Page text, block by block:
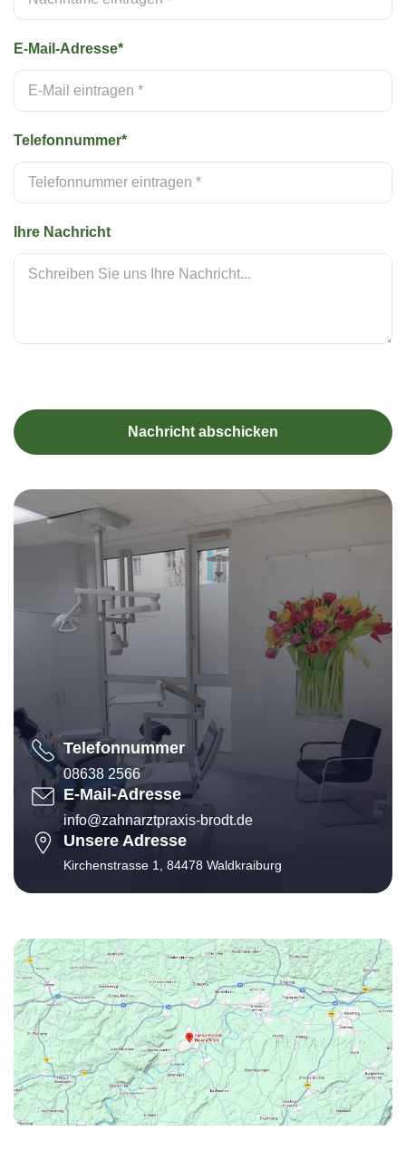
E-Mail-Adresse*
Telefonnummer*
Ihre Nachricht
Nachricht abschicken
Telefonnummer
08638 2566
E-Mail-Adresse
info@zahnarztpraxis-brodt.de
Unsere Adresse
Kirchenstrasse 1, 84478 Waldkraiburg